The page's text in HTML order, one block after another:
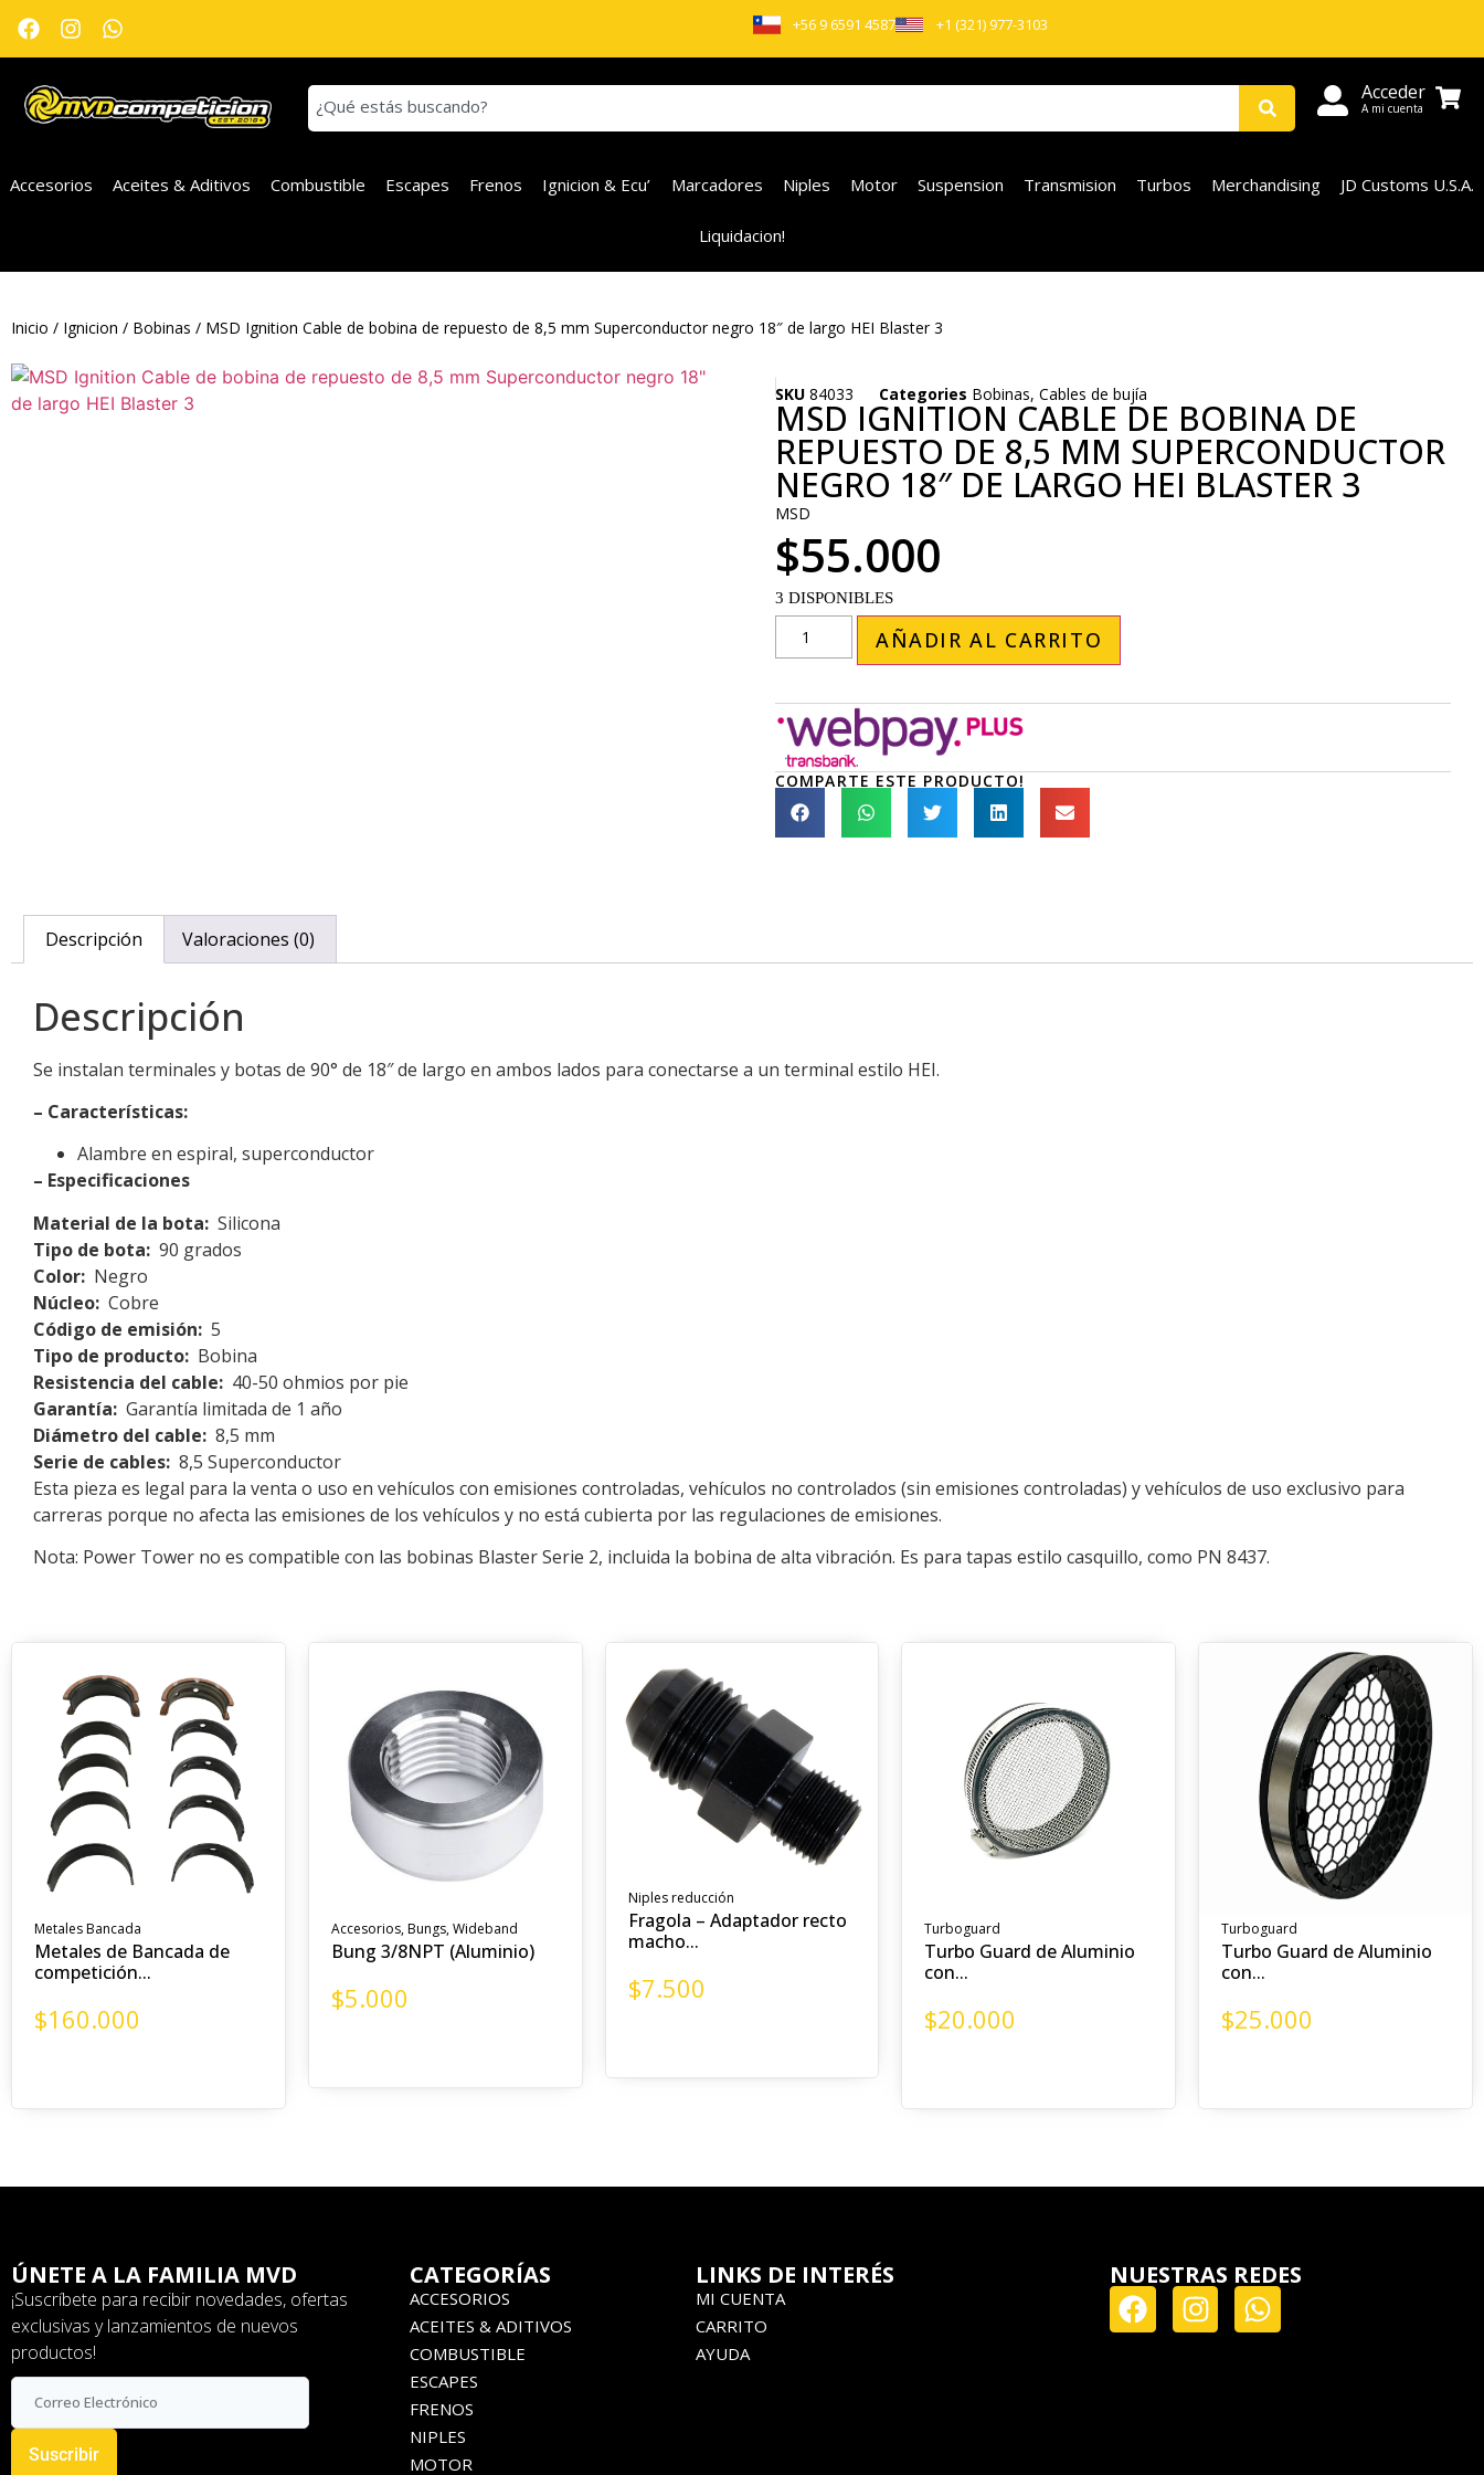
+56 9 6591 4587 +1 (321) 977-3103
Acceder
A mi cuenta
Accesorios Aceites & Aditivos Combustible Escapes Frenos Ignicion & Ecu’ Marcadores Niples Motor Suspension Transmision Turbos Merchandising JD Customs U.S.A.
Liquidacion!
Inicio / Ignicion / Bobinas / MSD Ignition Cable de bobina de repuesto de 8,5 mm Superconductor negro 18″ de largo HEI Blaster 3
SKU 84033 Categories Bobinas, Cables de bujía
MSD IGNITION CABLE DE BOBINA DE
REPUESTO DE 8,5 MM SUPERCONDUCTOR
NEGRO 18″ DE LARGO HEI BLASTER 3
MSD
$55.000
3 DISPONIBLES
AÑADIR AL CARRITO
COMPARTE ESTE PRODUCTO!
Descripción Valoraciones (0)
Descripción
Se instalan terminales y botas de 90° de 18″ de largo en ambos lados para conectarse a un terminal estilo HEI.
– Características:
Alambre en espiral, superconductor
– Especificaciones
Material de la bota: Silicona
Tipo de bota: 90 grados
Color: Negro
Núcleo: Cobre
Código de emisión: 5
Tipo de producto: Bobina
Resistencia del cable: 40-50 ohmios por pie
Garantía: Garantía limitada de 1 año
Diámetro del cable: 8,5 mm
Serie de cables: 8,5 Superconductor
Esta pieza es legal para la venta o uso en vehículos con emisiones controladas, vehículos no controlados (sin emisiones controladas) y vehículos de uso exclusivo para
carreras porque no afecta las emisiones de los vehículos y no está cubierta por las regulaciones de emisiones.
Nota: Power Tower no es compatible con las bobinas Blaster Serie 2, incluida la bobina de alta vibración. Es para tapas estilo casquillo, como PN 8437.
Metales Bancada
Metales de Bancada de
competición...
$160.000
Accesorios,Bungs,Wideband
Bung 3/8NPT (Aluminio)
$5.000
Niples reducción
Fragola – Adaptador recto
macho...
$7.500
Turboguard
Turbo Guard de Aluminio
con...
$20.000
Turboguard
Turbo Guard de Aluminio
con...
$25.000
ÚNETE A LA FAMILIA MVD
¡Suscríbete para recibir novedades, ofertas
exclusivas y lanzamientos de nuevos
productos!
Suscribir
CATEGORÍAS
ACCESORIOS
ACEITES & ADITIVOS
COMBUSTIBLE
ESCAPES
FRENOS
NIPLES
MOTOR
LINKS DE INTERÉS
MI CUENTA
CARRITO
AYUDA
NUESTRAS REDES